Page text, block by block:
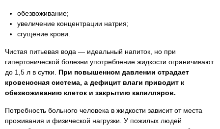
обезвоживание;
увеличение концентрации натрия;
сгущение крови.
Чистая питьевая вода — идеальный напиток, но при
гипертонической болезни употребление жидкости ограничивают
до 1,5 л в сутки. При повышенном давлении страдает
кровеносная система, а дефицит влаги приводит к
обезвоживанию клеток и закрытию капилляров.
Потребность больного человека в жидкости зависит от места
проживания и физической нагрузки. У пожилых людей